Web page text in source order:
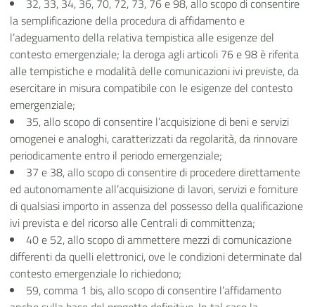
32, 33, 34, 36, 70, 72, 73, 76 e 98, allo scopo di consentire
la semplificazione della procedura di affidamento e
l’adeguamento della relativa tempistica alle esigenze del
contesto emergenziale; la deroga agli articoli 76 e 98 è riferita
alle tempistiche e modalità delle comunicazioni ivi previste, da
esercitare in misura compatibile con le esigenze del contesto
emergenziale;
35, allo scopo di consentire l’acquisizione di beni e servizi
omogenei e analoghi, caratterizzati da regolarità, da rinnovare
periodicamente entro il periodo emergenziale;
37 e 38, allo scopo di consentire di procedere direttamente
ed autonomamente all’acquisizione di lavori, servizi e forniture
di qualsiasi importo in assenza del possesso della qualificazione
ivi prevista e del ricorso alle Centrali di committenza;
40 e 52, allo scopo di ammettere mezzi di comunicazione
differenti da quelli elettronici, ove le condizioni determinate dal
contesto emergenziale lo richiedono;
59, comma 1 bis, allo scopo di consentire l’affidamento